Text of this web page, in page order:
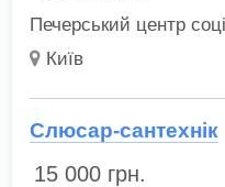
Печерський центр
Київ
Слюсар-сантехнік
15 000 грн.